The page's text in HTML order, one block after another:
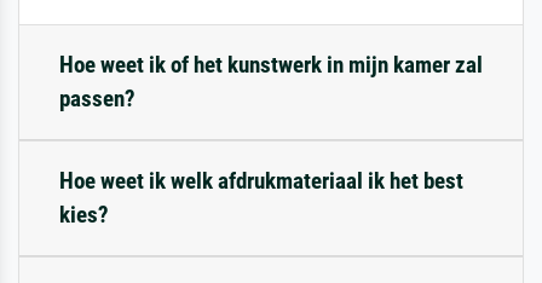
Hoe weet ik of het kunstwerk in mijn kamer zal
passen?
Hoe weet ik welk afdrukmateriaal ik het best
kies?